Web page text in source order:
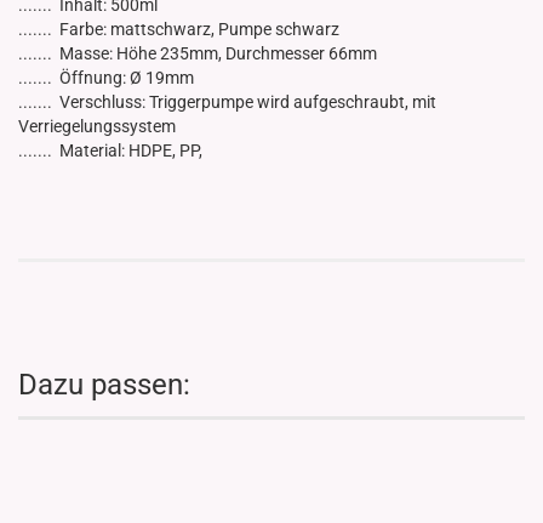
....... Inhalt: 500ml
....... Farbe: mattschwarz, Pumpe schwarz
....... Masse: Höhe 235mm, Durchmesser 66mm
....... Öffnung: Ø 19mm
....... Verschluss: Triggerpumpe wird aufgeschraubt, mit
Verriegelungssystem
....... Material: HDPE, PP,
Dazu passen: